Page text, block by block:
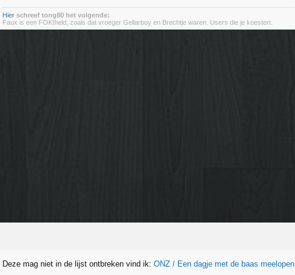
Hier schreef tong80 het volgende:
Faux is een FOK!held, zoals dat vroeger Gellarboy en Brechtje waren. Users die je koestert.
Deze mag niet in de lijst ontbreken vind ik: ONZ / Een dagje met de baas meelopen